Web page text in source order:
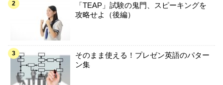
「TEAP」試験の鬼門、スピーキングを
攻略せよ（後編）
そのまま使える！プレゼン英語のパター
ン集